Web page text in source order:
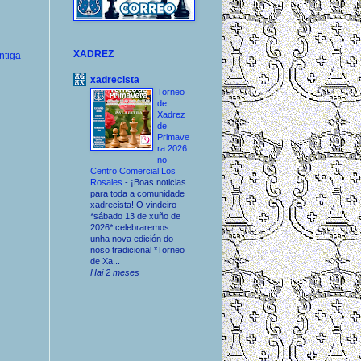
XADREZ
xadrecista
Torneo
de
Xadrez
de
Primave
ra 2026
no
Centro Comercial Los
Rosales - ¡Boas noticias
para toda a comunidade
xadrecista! O vindeiro
*sábado 13 de xuño de
2026* celebraremos
unha nova edición do
noso tradicional *Torneo
de Xa...
Hai 2 meses